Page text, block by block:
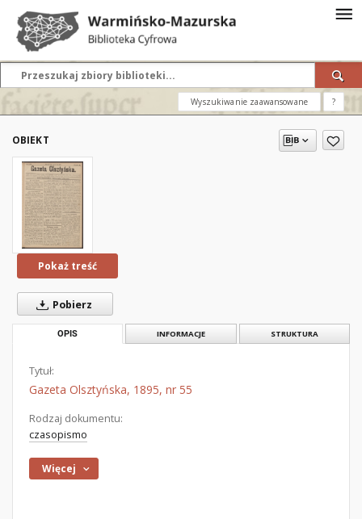
Wyszukiwanie zaawansowane ?
OBIEKT
Pokaż treść
Pobierz
OPIS INFORMACJE STRUKTURA
Tytuł:
Gazeta Olsztyńska, 1895, nr 55
Rodzaj dokumentu:
czasopismo
Więcej